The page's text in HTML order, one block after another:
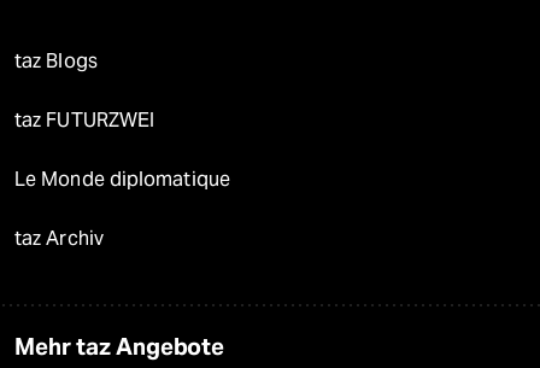
taz Blogs
taz FUTURZWEI
Le Monde diplomatique
taz Archiv
Mehr taz Angebote